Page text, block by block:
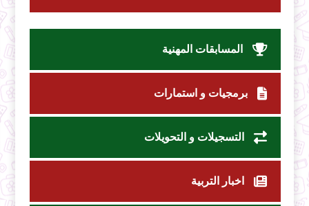
المسابقات المهنية
برمجيات و استمارات
التسجيلات و التحويلات
اخبار التربية